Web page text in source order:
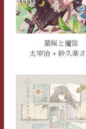
葉桜と魔笛
太宰治 + 紗久楽